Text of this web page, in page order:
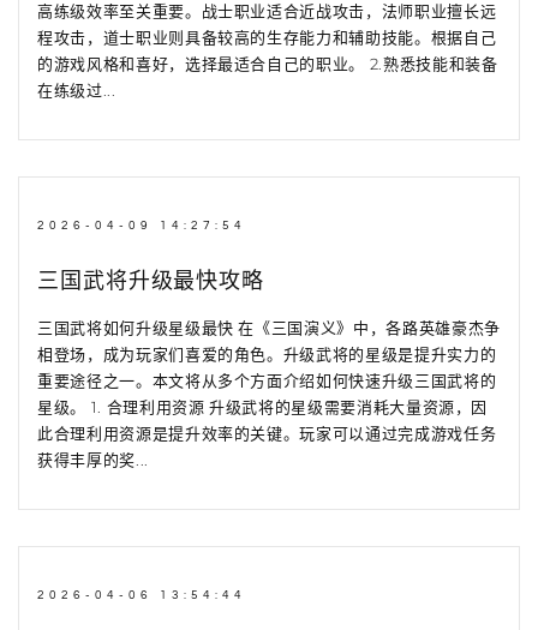
高练级效率至关重要。战士职业适合近战攻击，法师职业擅长远
程攻击，道士职业则具备较高的生存能力和辅助技能。根据自己
的游戏风格和喜好，选择最适合自己的职业。 2.熟悉技能和装备
在练级过...
2026-04-09 14:27:54
三国武将升级最快攻略
三国武将如何升级星级最快 在《三国演义》中，各路英雄豪杰争
相登场，成为玩家们喜爱的角色。升级武将的星级是提升实力的
重要途径之一。本文将从多个方面介绍如何快速升级三国武将的
星级。 1. 合理利用资源 升级武将的星级需要消耗大量资源，因
此合理利用资源是提升效率的关键。玩家可以通过完成游戏任务
获得丰厚的奖...
2026-04-06 13:54:44